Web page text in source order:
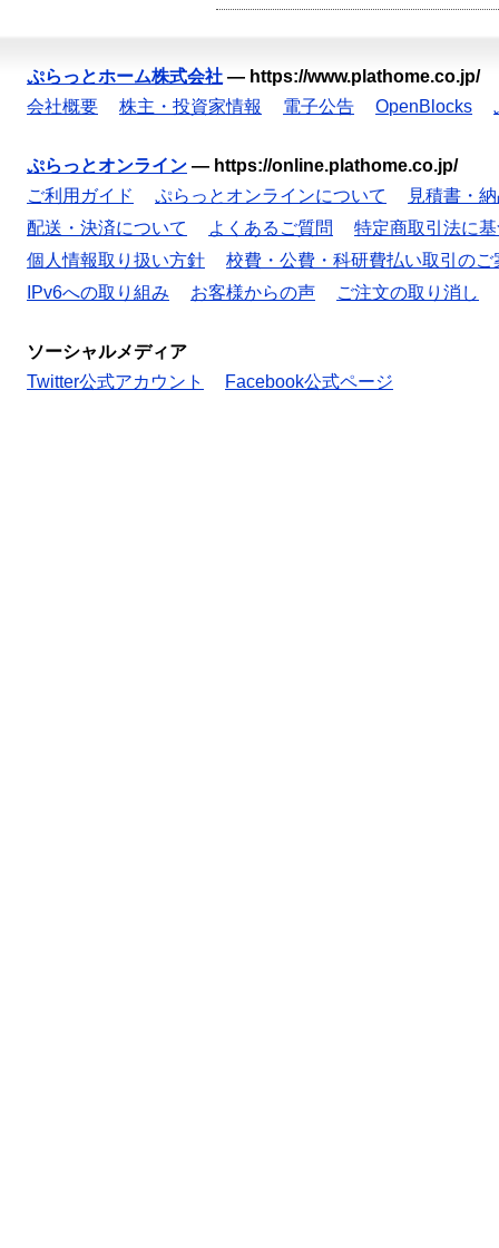
ぷらっとホーム株式会社 — https://www.plathome.co.jp/
会社概要
株主・投資家情報 電子公告 OpenBlocks
ぷらっとオンライン — https://online.plathome.co.jp/
ご利用ガイド
ぷらっとオンラインについて
見積書・
配送・決済について
よくあるご質問
特定商取引法に
個人情報取り扱い方針
校費・公費・科研費払い取引のご
IPv6への取り組み
お客様からの声 ご注文の取り消し
ソーシャルメディア
Twitter公式アカウント
Facebook公式ページ